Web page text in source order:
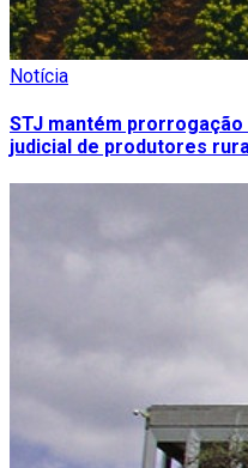
Notícia
STJ mantém
judicial de produtores